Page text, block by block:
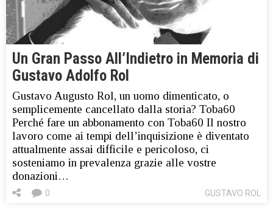
Un Gran Passo All’Indietro in Memoria di
Gustavo Adolfo Rol
Gustavo Augusto Rol, un uomo dimenticato, o
semplicemente cancellato dalla storia? Toba60
Perché fare un abbonamento con Toba60 Il nostro
lavoro come ai tempi dell’inquisizione è diventato
attualmente assai difficile e pericoloso, ci
sosteniamo in prevalenza grazie alle vostre
donazioni…
GUSTAVO ROL
0